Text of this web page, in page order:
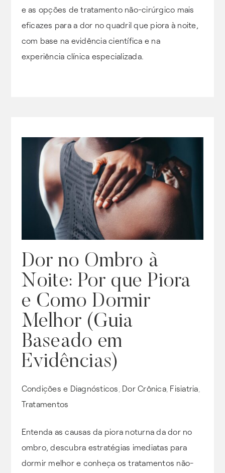
e as opções de tratamento não-cirúrgico mais
eficazes para a dor no quadril que piora à noite,
com base na evidência científica e na
experiência clínica especializada.
Dor no Ombro à
Noite: Por que Piora
e Como Dormir
Melhor (Guia
Baseado em
Evidências)
Condições e Diagnósticos Dor Crônica, Fisiatria
Tratamentos
Entenda as causas da piora noturna da dor no
ombro, descubra estratégias imediatas para
dormir melhor e conheça os tratamentos não-